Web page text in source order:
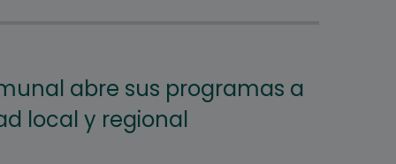
abre sus programas a
local y regional